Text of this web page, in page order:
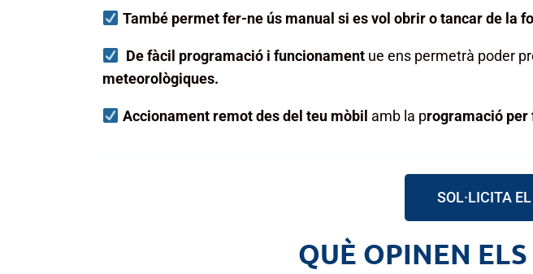
També permet fer-ne ús manual si es vol obrir o tancar de la
De fàcil programació i funcionamentue ens permetrà poder
meteorològiques.
Accionament remot des del teu mòbil amb la programació per
SOL·LICITA
QUÈ OPINEN